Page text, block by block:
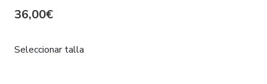
36,00€
Seleccionar talla